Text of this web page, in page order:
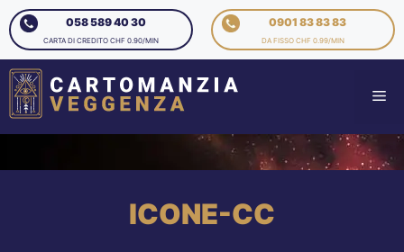
058 589 40 30
CARTA DI CREDITO CHF 0.90/MIN
0901 83 83 83
DA FISSO CHF 0.99/MIN
ICONE-CC